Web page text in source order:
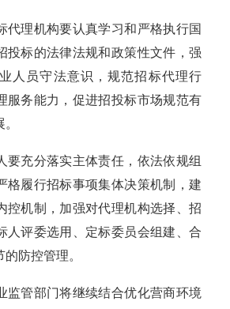
理机构要认真学习和严格执行国
投标的法律法规和政策性文件，强
人员守法意识，规范招标代理行
服务能力，促进招投标市场规范有
充分落实主体责任，依法依规组
格履行招标事项集体决策机制，建
控机制，加强对代理机构选择、招
人评委选用、定标委员会组建、合
防控管理。
管部门将继续结合优化营商环境